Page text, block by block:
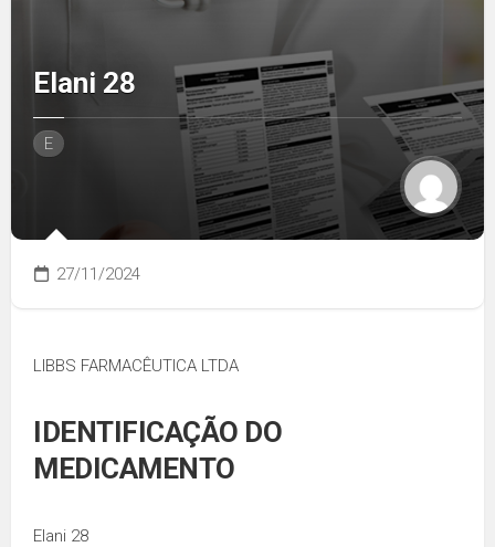
Elani 28
E
27/11/2024
LIBBS FARMACÊUTICA LTDA
IDENTIFICAÇÃO DO
MEDICAMENTO
Elani 28